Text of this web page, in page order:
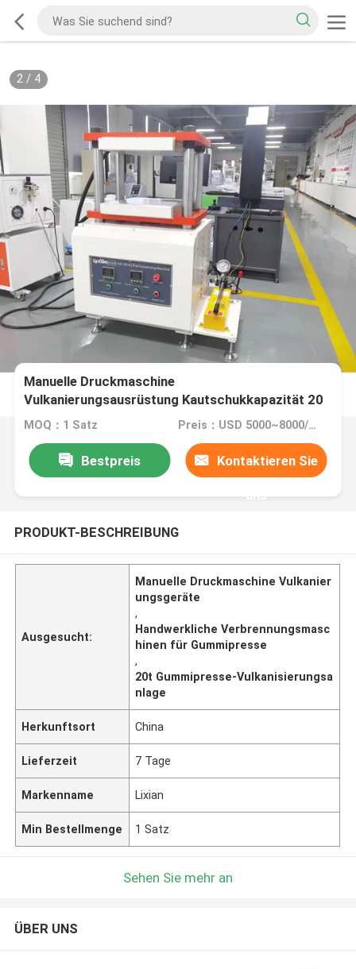
2/ 4
Manuelle Druckmaschine
Vulkanierungsausrüstung Kautschukkapazität 20
t Flachplatte Druckmaschine Vulkanierungsplatte
MOQ：1 Satz Preis：USD 5000~8000/per set
Bestpreis Kontaktieren Sie
uns
PRODUKT-BESCHREIBUNG
Ausgesucht:
Manuelle Druckmaschine Vulkanier
ungsgeräte
,
Handwerkliche Verbrennungsmasc
hinen für Gummipresse
,
20t Gummipresse-Vulkanisierungsa
nlage
Herkunftsort China
Lieferzeit 7 Tage
Markenname Lixian
Min Bestellmenge 1 Satz
Sehen Sie mehr an
ÜBER UNS